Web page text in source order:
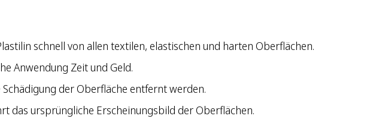
schnell von allen textilen, elastischen und harten Oberflächen.
Anwendung Zeit und Geld.
der Oberfläche entfernt werden.
das ursprüngliche Erscheinungsbild der Oberflächen.